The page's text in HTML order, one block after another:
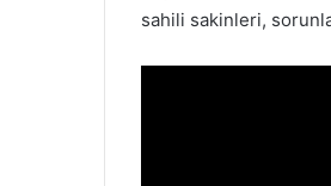
sahili sakinleri,